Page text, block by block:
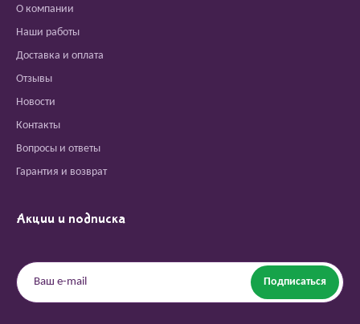
О компании
Наши работы
Доставка и оплата
Отзывы
Новости
Контакты
Вопросы и ответы
Гарантия и возврат
Акции и подписка
Подписаться